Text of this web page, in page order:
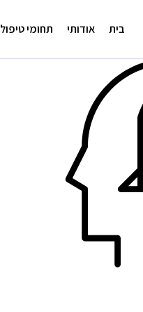
בית אודותי תחומי טיפול